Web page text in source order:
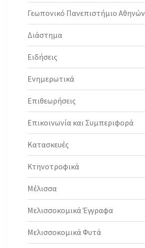
Γεωπονικό Πανεπιστήμιο Αθηνών
Διάστημα
Ειδήσεις
Ενημερωτικά
Επιθεωρήσεις
Επικοινωνία και Συμπεριφορά
Κατασκευές
Κτηνοτροφικά
Μέλισσα
Μελισσοκομικά Έγγραφα
Μελισσοκομικά Φυτά